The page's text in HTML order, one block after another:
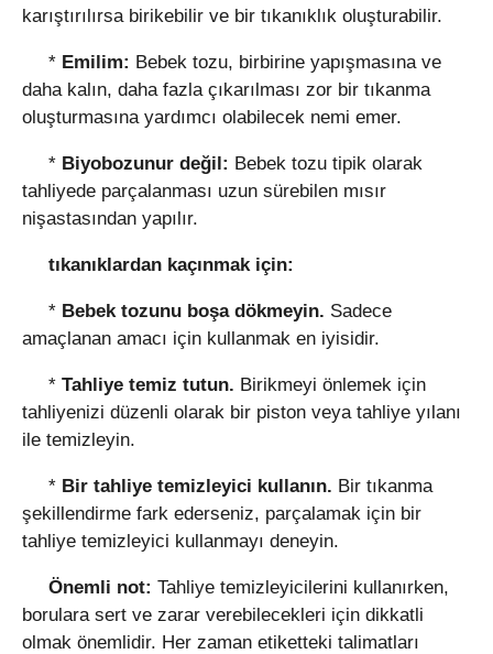
karıştırılırsa birikebilir ve bir tıkanıklık oluşturabilir.
* Emilim: Bebek tozu, birbirine yapışmasına ve
daha kalın, daha fazla çıkarılması zor bir tıkanma
oluşturmasına yardımcı olabilecek nemi emer.
* Biyobozunur değil: Bebek tozu tipik olarak
tahliyede parçalanması uzun sürebilen mısır
nişastasından yapılır.
tıkanıklardan kaçınmak için:
* Bebek tozunu boşa dökmeyin. Sadece
amaçlanan amacı için kullanmak en iyisidir.
* Tahliye temiz tutun. Birikmeyi önlemek için
tahliyenizi düzenli olarak bir piston veya tahliye yılanı
ile temizleyin.
* Bir tahliye temizleyici kullanın. Bir tıkanma
şekillendirme fark ederseniz, parçalamak için bir
tahliye temizleyici kullanmayı deneyin.
Önemli not: Tahliye temizleyicilerini kullanırken,
borulara sert ve zarar verebilecekleri için dikkatli
olmak önemlidir. Her zaman etiketteki talimatları